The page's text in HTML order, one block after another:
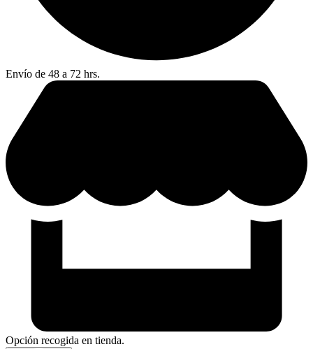
Envío de 48 a 72 hrs.
Opción recogida en tienda.